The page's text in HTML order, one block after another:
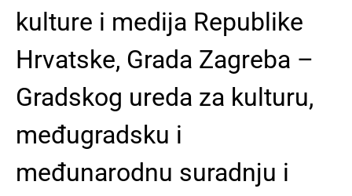
kulture i medija Republike
Hrvatske, Grada Zagreba –
Gradskog ureda za kulturu,
međugradsku i
međunarodnu suradnju i